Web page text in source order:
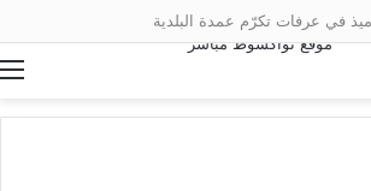
في عرفات تكرّم عمدة البلدية